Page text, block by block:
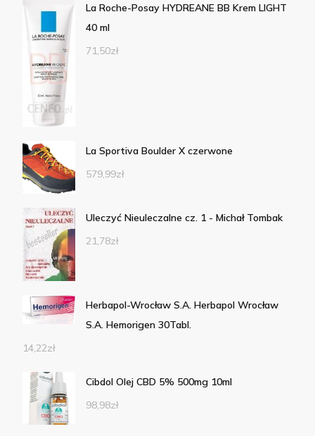
La Roche-Posay HYDREANE BB Krem LIGHT
40 ml
71,50zł
La Sportiva Boulder X czerwone
579,99zł
Uleczyć Nieuleczalne cz. 1 - Michał Tombak
21,78zł
Herbapol-Wrocław S.A. Herbapol Wrocław
S.A. Hemorigen 30Tabl.
14,22zł
Cibdol Olej CBD 5% 500mg 10ml
98,98zł